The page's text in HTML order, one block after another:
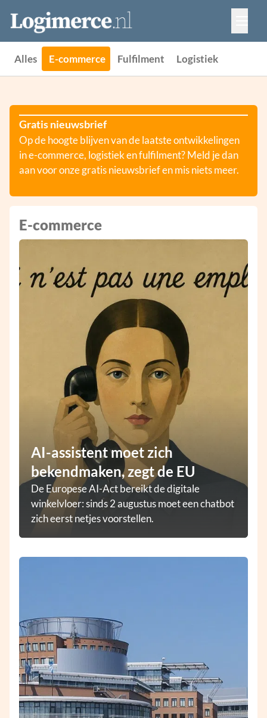
Vacatures
Events
Adverteren
Partners
Alles E-commerce Fulfilment Logistiek
Gratis nieuwsbrief
Op de hoogte blijven van de laatste ontwikkelingen
in e-commerce, logistiek en fulfilment? Meld je dan
aan voor onze gratis nieuwsbrief en mis niets meer.
E-commerce
AI-assistent moet zich
bekendmaken, zegt de EU
De Europese AI-Act bereikt de digitale
winkelvloer: sinds 2 augustus moet een chatbot
zich eerst netjes voorstellen.